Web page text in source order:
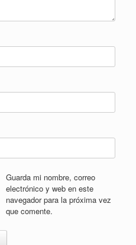
Guarda mi nombre, correo
electrónico y web en este
navegador para la próxima vez
que comente.